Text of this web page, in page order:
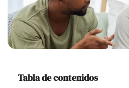
Ayuda
Cursos
Tabla de contenidos